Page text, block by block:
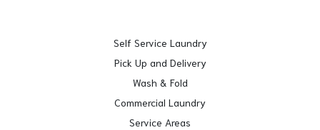
Self Service Laundry
Pick Up and Delivery
Wash & Fold
Commercial Laundry
Service Areas